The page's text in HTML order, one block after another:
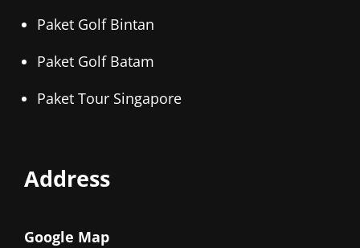
Paket Golf Bintan
Paket Golf Batam
Paket Tour Singapore
Address
Google Map